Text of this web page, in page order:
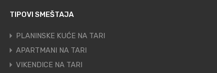
TIPOVI SMEŠTAJA
PLANINSKE KUĆE NA TARI
APARTMANI NA TARI
VIKENDICE NA TARI